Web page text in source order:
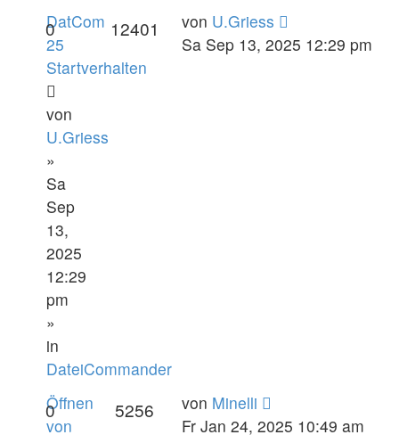
DatCom
25
Startverhalten
von
U.Griess
»
Sa
Sep
13,
2025
12:29
pm
»
in
DateiCommander
0 12401 von U.Griess
Sa Sep 13, 2025 12:29 pm
Öffnen
von
0 5256 von Minelli
Fr Jan 24, 2025 10:49 am